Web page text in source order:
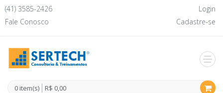
(41) 3585-2426
Fale Conosco
Login
Cadastre-se
0 item(s) R$ 0,00